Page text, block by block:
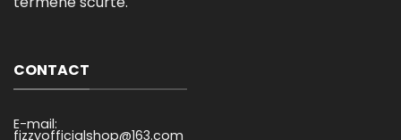
CONTACT
E-mail:
fizzyofficialshop@163.com